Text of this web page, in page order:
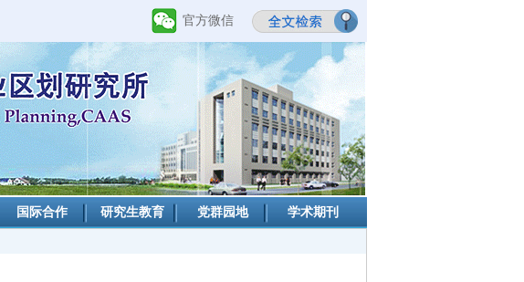
官方微信
国际合作 研究生教育 党群园地 学术期刊